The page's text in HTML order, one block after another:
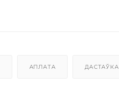
АПЛАТА ДАСТАЎКА